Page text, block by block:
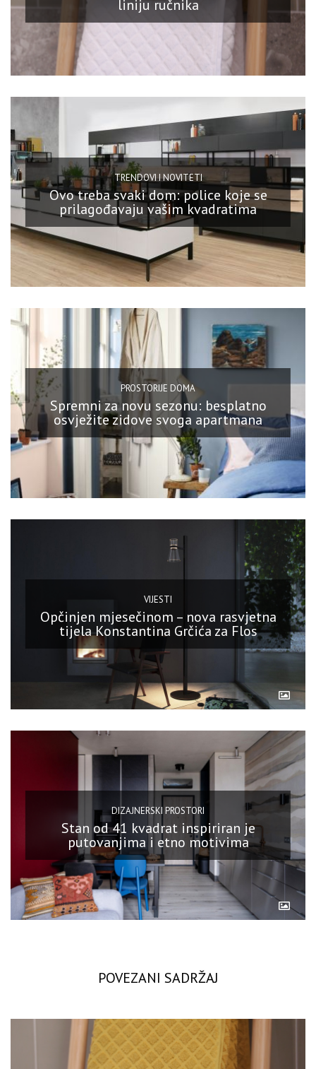
liniju ručnika
TRENDOVI I NOVITETI
Ovo treba svaki dom: police koje se
prilagođavaju vašim kvadratima
PROSTORIJE DOMA
Spremni za novu sezonu: besplatno
osvježite zidove svoga apartmana
VIJESTI
Opčinjen mjesečinom – nova rasvjetna
tijela Konstantina Grčića za Flos
DIZAJNERSKI PROSTORI
Stan od 41 kvadrat inspiriran je
putovanjima i etno motivima
POVEZANI SADRŽAJ